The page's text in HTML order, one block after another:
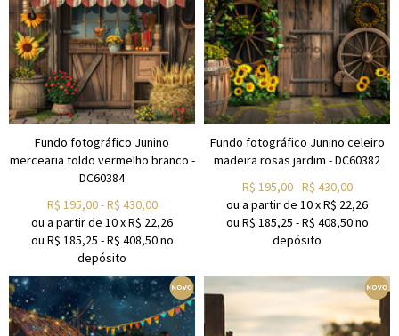
Fundo fotográfico Junino
mercearia toldo vermelho branco -
DC60384
R$ 195,00-R$ 430,00
ou a partir de 10xR$ 22,26
ou R$ 185,25 -R$ 408,50no
depósito
Fundo fotográfico Junino celeiro
madeira rosas jardim - DC60382
R$ 195,00-R$ 430,00
ou a partir de 10xR$ 22,26
ou R$ 185,25 -R$ 408,50no
depósito